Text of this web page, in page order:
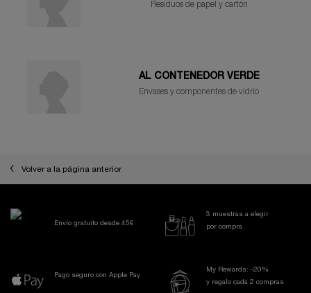
Residuos de papel y cartón
AL CONTENEDOR VERDE
Envases y componentes de vidrio
Volver a la página anterior
Envío gratuito desde 45€
3 muestras a elegir
por compra
Pago seguro con Apple Pay
My Rewards: -20%
y regalo cada 2 compras